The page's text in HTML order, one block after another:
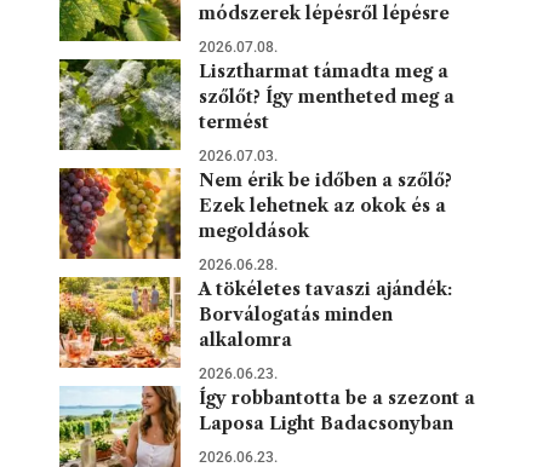
módszerek lépésről lépésre
2026.07.08.
Lisztharmat támadta meg a
szőlőt? Így mentheted meg a
termést
2026.07.03.
Nem érik be időben a szőlő?
Ezek lehetnek az okok és a
megoldások
2026.06.28.
A tökéletes tavaszi ajándék:
Borválogatás minden
alkalomra
2026.06.23.
Így robbantotta be a szezont a
Laposa Light Badacsonyban
2026.06.23.